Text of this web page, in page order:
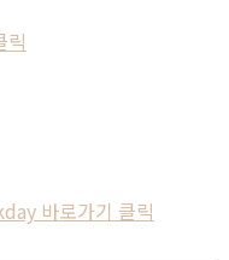
릭
바로가기 클릭